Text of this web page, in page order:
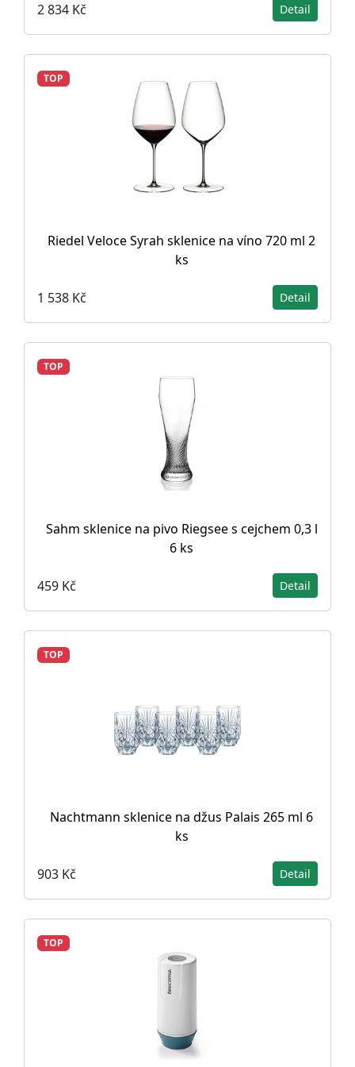
2 834 Kč Detail
TOP
Riedel Veloce Syrah sklenice na víno 720 ml 2
ks
1 538 Kč Detail
TOP
Sahm sklenice na pivo Riegsee s cejchem 0,3 l
6 ks
459 Kč Detail
TOP
Nachtmann sklenice na džus Palais 265 ml 6
ks
903 Kč Detail
TOP